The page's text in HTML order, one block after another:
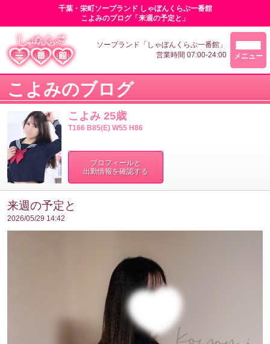
千葉・栄町ソープランド しゃぼんくらぶ一番館
こよみのブログ「来週の予定と」
ソープランド「しゃぼんくらぶ一番館」
営業時間 07:00-24:00
メニュー
こよみのブログ
こよみ 25歳
T166 B85(E) W55 H86
プロフィールと
出勤情報を確認する
来週の予定と
2026/05/29 14:42